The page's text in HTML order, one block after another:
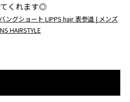
くれます◎
ングショート LIPPS hair 表参道 | メンズ
HAIRSTYLE